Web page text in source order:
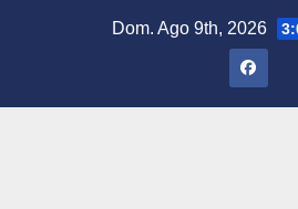
Dom. Ago 9th, 2026